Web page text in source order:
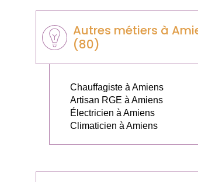
Autres métiers à
(80)
Chauffagiste à Amiens
Artisan RGE à Amiens
Électricien à Amiens
Climaticien à Amiens